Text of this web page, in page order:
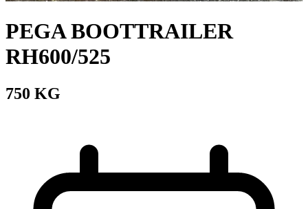
PEGA BOOTTRAILER
RH600/525
750 KG